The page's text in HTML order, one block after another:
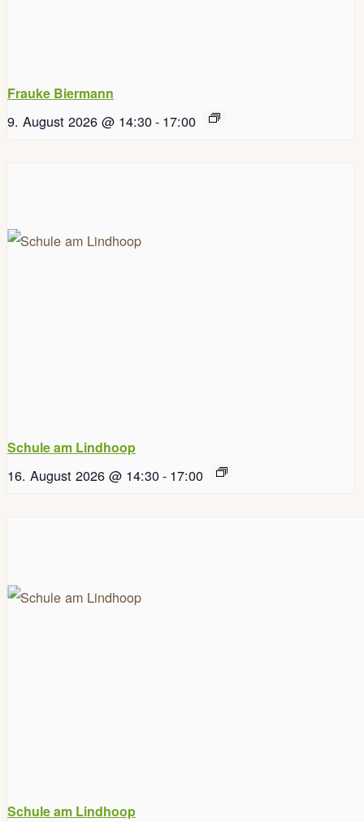
Frauke Biermann
9. August 2026 @ 14:30- 17:00
Schule am Lindhoop
16. August 2026 @ 14:30- 17:00
Schule am Lindhoop